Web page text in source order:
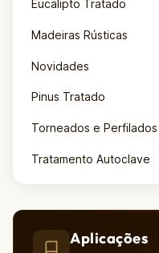
Eucalipto Tratado
Madeiras Rústicas
Novidades
Pinus Tratado
Torneados e Perfilados
Tratamento Autoclave
Aplicações